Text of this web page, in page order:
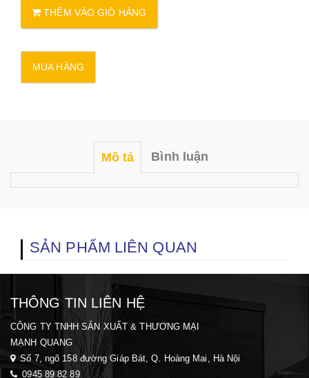
THÊM VÀO GIỎ HÀNG
Mô tả Bình luận
SẢN PHẨM LIÊN QUAN
THÔNG TIN LIÊN HỆ
CÔNG TY TNHH SẢN XUẤT & THƯƠNG MẠI
MẠNH QUANG
Số 7, ngõ 158 đường Giáp Bát, Q. Hoàng Mai, Hà Nội
0945 89 82 89